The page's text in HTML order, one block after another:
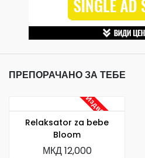
ПРЕПОРАЧАНО ЗА ТЕБЕ
Издвојуваме
Relaksator za bebe
Bloom
МКД 12,000